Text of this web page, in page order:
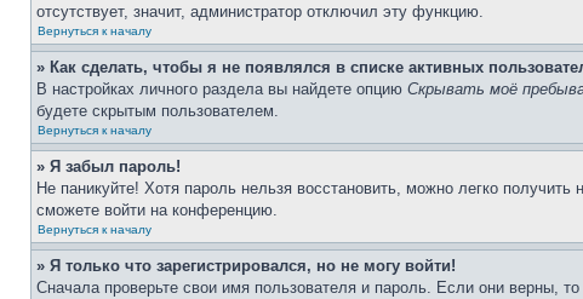
отсутствует, значит, администратор отключил эту функцию.
Вернуться к началу
» Как сделать, чтобы я не появлялся в списке активных
В настройках личного раздела вы найдете опцию Скрывать моё
будете скрытым пользователем.
Вернуться к началу
» Я забыл пароль!
Не паникуйте! Хотя пароль нельзя восстановить, можно легко
сможете войти на конференцию.
Вернуться к началу
» Я только что зарегистрировался, но не могу войти!
Сначала проверьте свои имя пользователя и пароль. Если они верны,